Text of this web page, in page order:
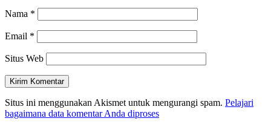
Nama *
Email *
Situs Web
Situs ini menggunakan Akismet untuk mengurangi spam. Pelajari
bagaimana data komentar Anda diproses